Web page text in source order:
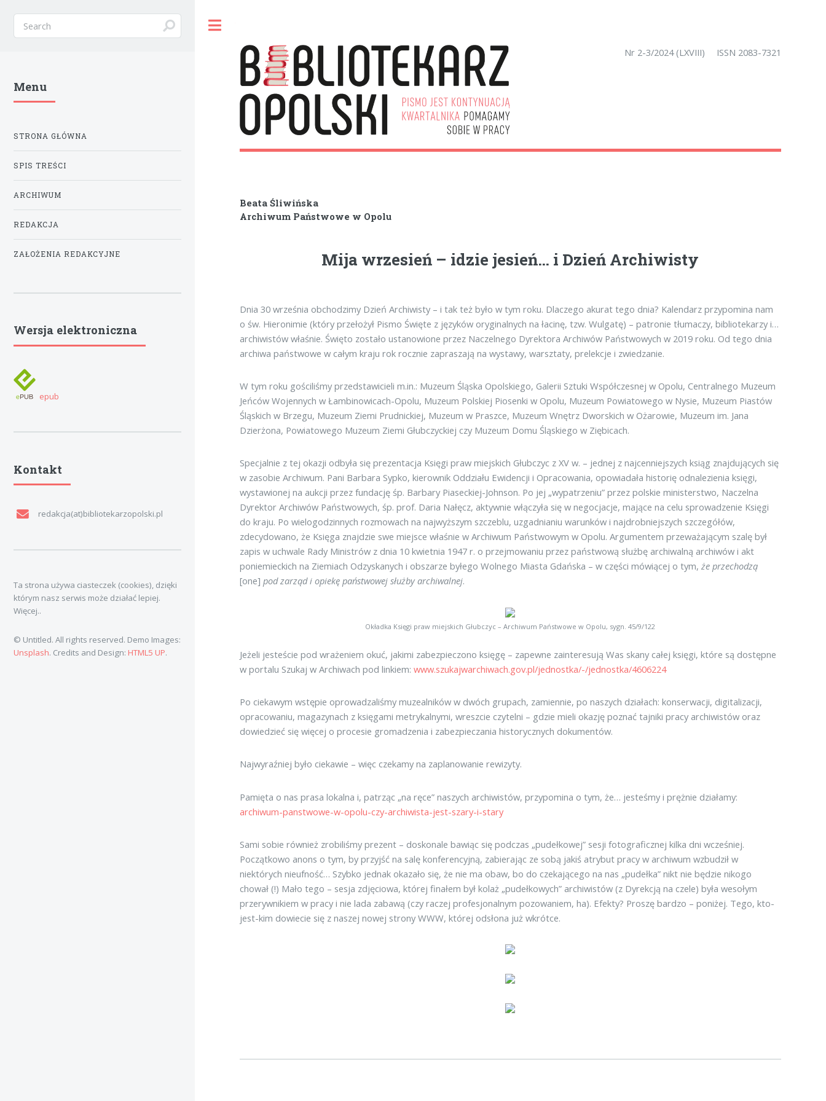
Nr 2-3/2024 (LXVIII) ISSN 2083-7321
Beata Śliwińska
Archiwum Państwowe w Opolu
Mija wrzesień – idzie jesień… i Dzień Archiwisty
Dnia 30 września obchodzimy Dzień Archiwisty – i tak też było w tym roku. Dlaczego akurat tego dnia? Kalendarz przypomina nam
o św. Hieronimie (który przełożył Pismo Święte z języków oryginalnych na łacinę, tzw. Wulgatę) – patronie tłumaczy, bibliotekarzy i…
archiwistów właśnie. Święto zostało ustanowione przez Naczelnego Dyrektora Archiwów Państwowych w 2019 roku. Od tego dnia
archiwa państwowe w całym kraju rok rocznie zapraszają na wystawy, warsztaty, prelekcje i zwiedzanie.
W tym roku gościliśmy przedstawicieli m.in.: Muzeum Śląska Opolskiego, Galerii Sztuki Współczesnej w Opolu, Centralnego Muzeum
Jeńców Wojennych w Łambinowicach-Opolu, Muzeum Polskiej Piosenki w Opolu, Muzeum Powiatowego w Nysie, Muzeum Piastów
Śląskich w Brzegu, Muzeum Ziemi Prudnickiej, Muzeum w Praszce, Muzeum Wnętrz Dworskich w Ożarowie, Muzeum im. Jana
Dzierżona, Powiatowego Muzeum Ziemi Głubczyckiej czy Muzeum Domu Śląskiego w Ziębicach.
Specjalnie z tej okazji odbyła się prezentacja Księgi praw miejskich Głubczyc z XV w. – jednej z najcenniejszych ksiąg znajdujących się
w zasobie Archiwum. Pani Barbara Sypko, kierownik Oddziału Ewidencji i Opracowania, opowiadała historię odnalezienia księgi,
wystawionej na aukcji przez fundację śp. Barbary Piaseckiej-Johnson. Po jej „wypatrzeniu” przez polskie ministerstwo, Naczelna
Dyrektor Archiwów Państwowych, śp. prof. Daria Nałęcz, aktywnie włączyła się w negocjacje, mające na celu sprowadzenie Księgi
do kraju. Po wielogodzinnych rozmowach na najwyższym szczeblu, uzgadnianiu warunków i najdrobniejszych szczegółów,
zdecydowano, że Księga znajdzie swe miejsce właśnie w Archiwum Państwowym w Opolu. Argumentem przeważającym szalę był
zapis w uchwale Rady Ministrów z dnia 10 kwietnia 1947 r. o przejmowaniu przez państwową służbę archiwalną archiwów i akt
poniemieckich na Ziemiach Odzyskanych i obszarze byłego Wolnego Miasta Gdańska – w części mówiącej o tym,że przechodzą
[one]pod zarząd i opiekę państwowej służby archiwalnej.
Okładka Księgi praw miejskich Głubczyc – Archiwum Państwowe w Opolu, sygn. 45/9/122
Jeżeli jesteście pod wrażeniem okuć, jakimi zabezpieczono księgę – zapewne zainteresują Was skany całej księgi, które są dostępne
w portalu Szukaj w Archiwach pod linkiem:www.szukajwarchiwach.gov.pl/jednostka/-/jednostka/4606224
Po ciekawym wstępie oprowadzaliśmy muzealników w dwóch grupach, zamiennie, po naszych działach: konserwacji, digitalizacji,
opracowaniu, magazynach z księgami metrykalnymi, wreszcie czytelni – gdzie mieli okazję poznać tajniki pracy archiwistów oraz
dowiedzieć się więcej o procesie gromadzenia i zabezpieczania historycznych dokumentów.
Najwyraźniej było ciekawie – więc czekamy na zaplanowanie rewizyty.
Pamięta o nas prasa lokalna i, patrząc „na ręce” naszych archiwistów, przypomina o tym, że… jesteśmy i prężnie działamy:
archiwum-panstwowe-w-opolu-czy-archiwista-jest-szary-i-stary
Sami sobie również zrobiliśmy prezent – doskonale bawiąc się podczas „pudełkowej” sesji fotograficznej kilka dni wcześniej.
Początkowo anons o tym, by przyjść na salę konferencyjną, zabierając ze sobą jakiś atrybut pracy w archiwum wzbudził w
niektórych nieufność… Szybko jednak okazało się, że nie ma obaw, bo do czekającego na nas „pudełka” nikt nie będzie nikogo
chował (!) Mało tego – sesja zdjęciowa, której finałem był kolaż „pudełkowych” archiwistów (z Dyrekcją na czele) była wesołym
przerywnikiem w pracy i nie lada zabawą (czy raczej profesjonalnym pozowaniem, ha). Efekty? Proszę bardzo – poniżej. Tego, kto-
jest-kim dowiecie się z naszej nowej strony WWW, której odsłona już wkrótce.
Menu
STRONA GŁÓWNA
SPIS TREŚCI
ARCHIWUM
REDAKCJA
ZAŁOŻENIA REDAKCYJNE
Wersja elektroniczna
epub
Kontakt
redakcja(at)bibliotekarzopolski.pl
Ta strona używa ciasteczek (cookies), dzięki
którym nasz serwis może działać lepiej.
Więcej..
© Untitled. All rights reserved. Demo Images:
Unsplash. Credits and Design: HTML5 UP.